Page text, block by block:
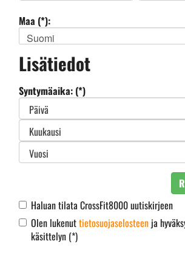
Maa (*):
Suomi
Lisätiedot
Syntymäaika: (*)
Haluan tilata CrossFit8000 uutiskirjeen
Olen lukenuttietosuojaselosteen ja
käsittelyn (*)